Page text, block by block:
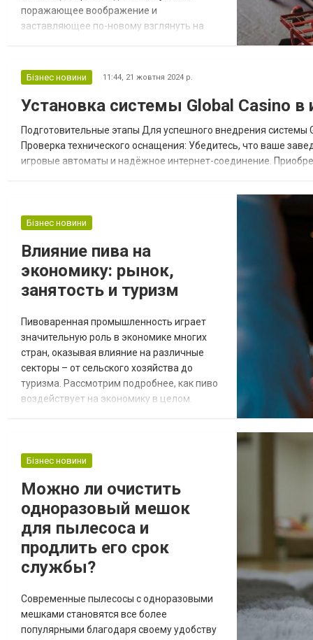
поражающее воображение и
заставляющее по-новому взглянуть на
становится частью мира искусства.
Дизайнерские концепты Современные
дизайнеры постоянно экспериментируют с
велосипеда, создавая удивительные
концепты: Складной ве...
Бізнес новини 11:44, 21 жовтня 2024 р.
Установка системы Global Casino в
Подготовительные этапы Для успешного внедрения системы
Проверка технического оснащения: Убедитесь, что ваше
игровые автоматы и надёжное интернет-соединение.
Бізнес новини
Влияние пива на
экономику: рынок,
занятость и туризм
Пивоваренная промышленность играет
значительную роль в экономике многих
стран, оказывая влияние на различные
секторы – от сельского хозяйства до
туризма. Рассмотрим подробнее, как пиво
воздействует на экономику в целом.
Крупнейшими игроками на мировом рынке
корпорации, такие как Anheuser-Busch
InBev, Heineken и Carlsberg. Одн...
Бізнес новини
Можно ли очистить
одноразовый мешок
для пылесоса и
продлить его срок
службы?
Современные пылесосы с одноразовыми
мешками становятся все более
популярными благодаря своему удобству